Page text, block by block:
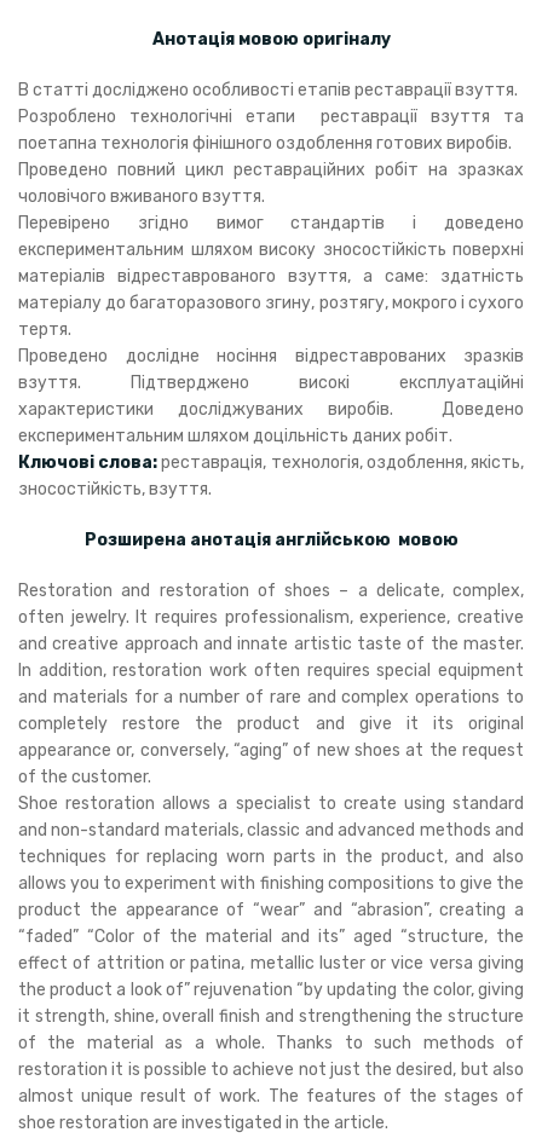
Анотація мовою оригіналу
В статті досліджено особливості етапів реставрації взуття.
Розроблено технологічні етапи реставрації взуття та
поетапна технологія фінішного оздоблення готових виробів.
Проведено повний цикл реставраційних робіт на зразках
чоловічого вживаного взуття.
Перевірено згідно вимог стандартів і доведено
експериментальним шляхом високу зносостійкість поверхні
матеріалів відреставрованого взуття, а саме: здатність
матеріалу до багаторазового згину, розтягу, мокрого і сухого
тертя.
Проведено дослідне носіння відреставрованих зразків
взуття. Підтверджено високі експлуатаційні
характеристики досліджуваних виробів. Доведено
експериментальним шляхом доцільність даних робіт.
Ключові слова:реставрація, технологія, оздоблення, якість,
зносостійкість, взуття.
Розширена анотація англійською мовою
Restoration and restoration of shoes – a delicate, complex,
often jewelry. It requires professionalism, experience, creative
and creative approach and innate artistic taste of the master.
In addition, restoration work often requires special equipment
and materials for a number of rare and complex operations to
completely restore the product and give it its original
appearance or, conversely, “aging” of new shoes at the request
of the customer.
Shoe restoration allows a specialist to create using standard
and non-standard materials, classic and advanced methods and
techniques for replacing worn parts in the product, and also
allows you to experiment with finishing compositions to give the
product the appearance of “wear” and “abrasion”, creating a
“faded” “Color of the material and its” aged “structure, the
effect of attrition or patina, metallic luster or vice versa giving
the product a look of” rejuvenation “by updating the color, giving
it strength, shine, overall finish and strengthening the structure
of the material as a whole. Thanks to such methods of
restoration it is possible to achieve not just the desired, but also
almost unique result of work. The features of the stages of
shoe restoration are investigated in the article.